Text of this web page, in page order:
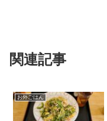
関連記事
お外ごはん